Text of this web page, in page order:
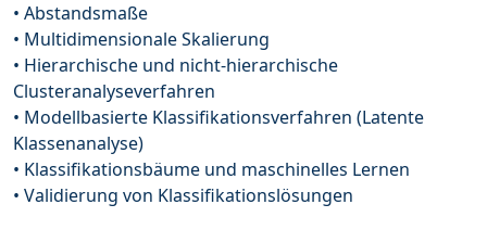
• Abstandsmaße
• Multidimensionale Skalierung
• Hierarchische und nicht-hierarchische
Clusteranalyseverfahren
• Modellbasierte Klassifikationsverfahren (Latente
Klassenanalyse)
• Klassifikationsbäume und maschinelles Lernen
• Validierung von Klassifikationslösungen